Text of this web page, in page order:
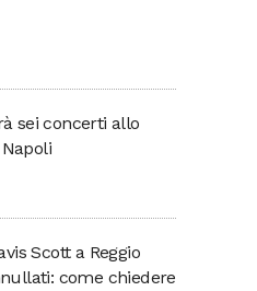
sei concerti allo
Scott a Reggio
come chiedere